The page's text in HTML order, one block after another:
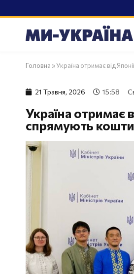
Головна »Україна отримає від
21 Травня, 2026 15:58
Україна отримає
спрямують кошти